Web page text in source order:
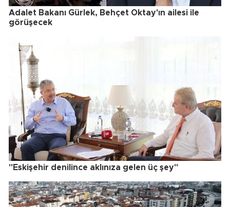
Adalet Bakanı Gürlek, Behçet Oktay'ın ailesi ile
görüşecek
"Eskişehir denilince aklınıza gelen üç şey"